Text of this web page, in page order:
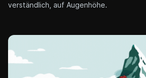
verständlich, auf Augenhöhe.